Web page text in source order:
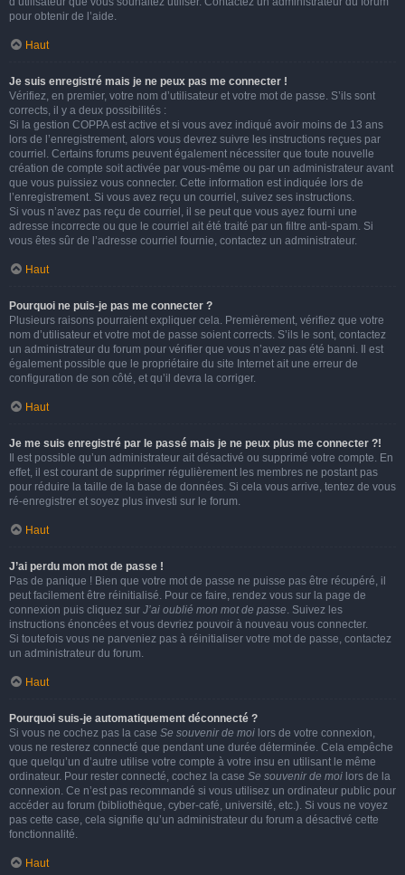
pour obtenir de l’aide.
Haut
Je suis enregistré mais je ne peux pas me connecter !
Vérifiez, en premier, votre nom d’utilisateur et votre mot de passe. S’ils sont
corrects, il y a deux possibilités :
Si la gestion COPPA est active et si vous avez indiqué avoir moins de 13 ans
lors de l’enregistrement, alors vous devrez suivre les instructions reçues par
courriel. Certains forums peuvent également nécessiter que toute nouvelle
création de compte soit activée par vous-même ou par un administrateur avant
que vous puissiez vous connecter. Cette information est indiquée lors de
l’enregistrement. Si vous avez reçu un courriel, suivez ses instructions.
Si vous n’avez pas reçu de courriel, il se peut que vous ayez fourni une
adresse incorrecte ou que le courriel ait été traité par un filtre anti-spam. Si
vous êtes sûr de l’adresse courriel fournie, contactez un administrateur.
Haut
Pourquoi ne puis-je pas me connecter ?
Plusieurs raisons pourraient expliquer cela. Premièrement, vérifiez que votre
nom d’utilisateur et votre mot de passe soient corrects. S’ils le sont, contactez
un administrateur du forum pour vérifier que vous n’avez pas été banni. Il est
également possible que le propriétaire du site Internet ait une erreur de
configuration de son côté, et qu’il devra la corriger.
Haut
Je me suis enregistré par le passé mais je ne peux plus me connecter ?!
Il est possible qu’un administrateur ait désactivé ou supprimé votre compte. En
effet, il est courant de supprimer régulièrement les membres ne postant pas
pour réduire la taille de la base de données. Si cela vous arrive, tentez de vous
ré-enregistrer et soyez plus investi sur le forum.
Haut
J’ai perdu mon mot de passe !
Pas de panique ! Bien que votre mot de passe ne puisse pas être récupéré, il
peut facilement être réinitialisé. Pour ce faire, rendez vous sur la page de
connexion puis cliquez sur J’ai oublié mon mot de passe. Suivez les
instructions énoncées et vous devriez pouvoir à nouveau vous connecter.
Si toutefois vous ne parveniez pas à réinitialiser votre mot de passe, contactez
un administrateur du forum.
Haut
Pourquoi suis-je automatiquement déconnecté ?
Si vous ne cochez pas la case Se souvenir de moi lors de votre connexion,
vous ne resterez connecté que pendant une durée déterminée. Cela empêche
que quelqu’un d’autre utilise votre compte à votre insu en utilisant le même
ordinateur. Pour rester connecté, cochez la case Se souvenir de moi lors de la
connexion. Ce n’est pas recommandé si vous utilisez un ordinateur public pour
accéder au forum (bibliothèque, cyber-café, université, etc.). Si vous ne voyez
pas cette case, cela signifie qu’un administrateur du forum a désactivé cette
fonctionnalité.
Haut